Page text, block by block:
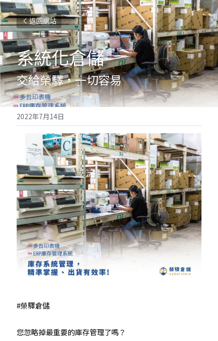
返回網站
系統化倉儲
交給榮驛，一切容易
2022年7月14日
#榮驛倉儲
您忽略掉最重要的庫存管理了嗎？